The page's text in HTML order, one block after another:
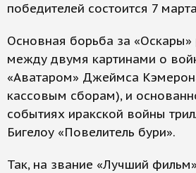
победителей состоится 7
Основная борьба за «Оскары»
между двумя картинами о
«Аватаром» Джеймса
кассовым сборам), и
событиях иракской войны
Бигелоу «Повелитель бури».
Так, на звание «Лучший